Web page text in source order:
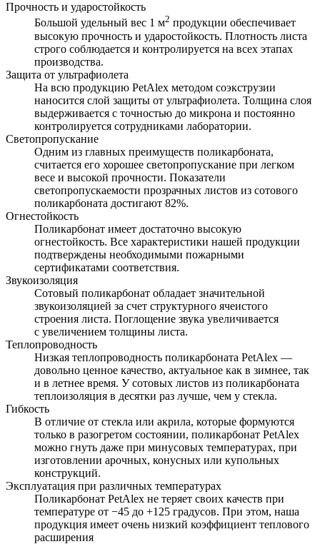
Прочность и ударостойкость
Большой удельный вес 1 м2 продукции обеспечивает
высокую прочность и ударостойкость. Плотность листа
строго соблюдается и контролируется на всех этапах
производства.
Защита от ультрафиолета
На всю продукцию PetAlex методом соэкструзии
наносится слой защиты от ультрафиолета. Толщина слоя
выдерживается с точностью до микрона и постоянно
контролируется сотрудниками лаборатории.
Светопропускание
Одним из главных преимуществ поликарбоната,
считается его хорошее светопропускание при легком
весе и высокой прочности. Показатели
светопропускаемости прозрачных листов из сотового
поликарбоната достигают 82%.
Огнестойкость
Поликарбонат имеет достаточно высокую
огнестойкость. Все характеристики нашей продукции
подтверждены необходимыми пожарными
сертификатами соответствия.
Звукоизоляция
Сотовый поликарбонат обладает значительной
звукоизоляцией за счет структурного ячеистого
строения листа. Поглощение звука увеличивается
с увеличением толщины листа.
Теплопроводность
Низкая теплопроводность поликарбоната PetAlex —
довольно ценное качество, актуальное как в зимнее, так
и в летнее время. У сотовых листов из поликарбоната
теплоизоляция в десятки раз лучше, чем у стекла.
Гибкость
В отличие от стекла или акрила, которые формуются
только в разогретом состоянии, поликарбонат PetAlex
можно гнуть даже при минусовых температурах, при
изготовлении арочных, конусных или купольных
конструкций.
Эксплуатация при различных температурах
Поликарбонат PetAlex не теряет своих качеств при
температуре от −45 до +125 градусов. При этом, наша
продукция имеет очень низкий коэффициент теплового
расширения